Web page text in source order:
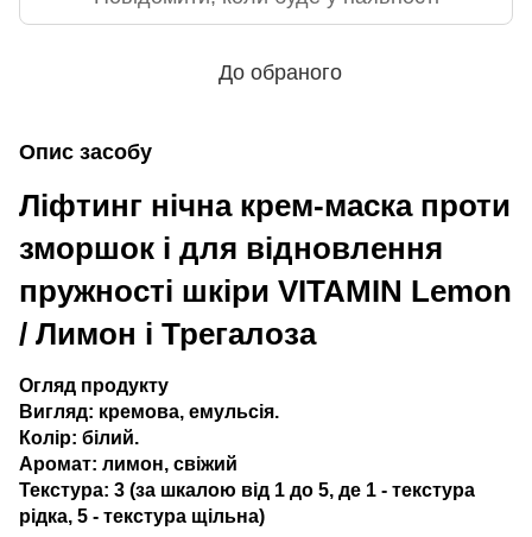
До обраного
Опис засобу
Ліфтинг нічна крем-маска проти
зморшок і для відновлення
пружності шкіри VITAMIN Lemon
/ Лимон і Трегалоза
Огляд продукту
Вигляд: кремова, емульсія.
Колір: білий.
Аромат: лимон, свіжий
Текстура: 3 (за шкалою від 1 до 5, де 1 - текстура
рідка, 5 - текстура щільна)